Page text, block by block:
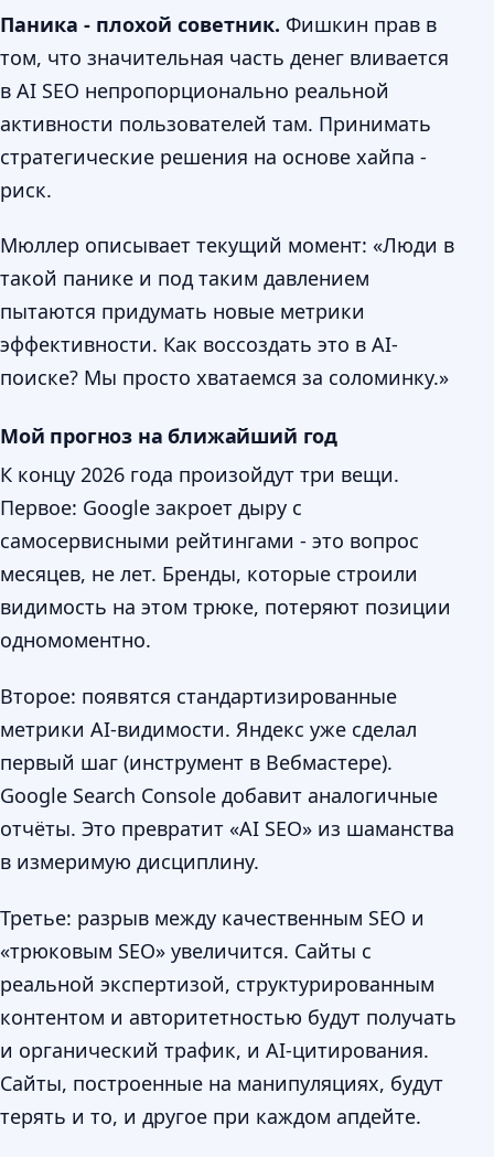
Паника - плохой советник. Фишкин прав в
том, что значительная часть денег вливается
в AI SEO непропорционально реальной
активности пользователей там. Принимать
стратегические решения на основе хайпа -
риск.
Мюллер описывает текущий момент: «Люди в
такой панике и под таким давлением
пытаются придумать новые метрики
эффективности. Как воссоздать это в AI-
поиске? Мы просто хватаемся за соломинку.»
Мой прогноз на ближайший год
К концу 2026 года произойдут три вещи.
Первое: Google закроет дыру с
самосервисными рейтингами - это вопрос
месяцев, не лет. Бренды, которые строили
видимость на этом трюке, потеряют позиции
одномоментно.
Второе: появятся стандартизированные
метрики AI-видимости. Яндекс уже сделал
первый шаг (инструмент в Вебмастере).
Google Search Console добавит аналогичные
отчёты. Это превратит «AI SEO» из шаманства
в измеримую дисциплину.
Третье: разрыв между качественным SEO и
«трюковым SEO» увеличится. Сайты с
реальной экспертизой, структурированным
контентом и авторитетностью будут получать
и органический трафик, и AI-цитирования.
Сайты, построенные на манипуляциях, будут
терять и то, и другое при каждом апдейте.